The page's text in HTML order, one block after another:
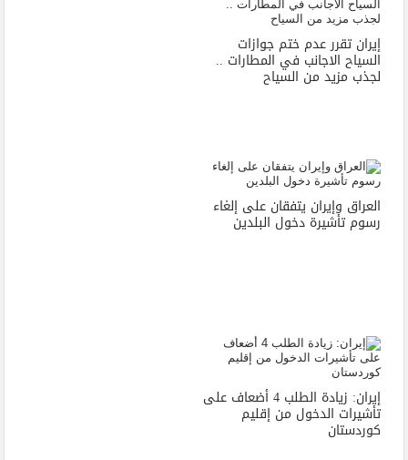
إيران تقرر عدم ختم جوازات
السياح الاجانب في المطارات ..
لجذب مزيد من السياح
العراق وإيران يتفقان على إلغاء
رسوم تأشيرة دخول البلدين
إيران: زيادة الطلب 4 أضعاف على
تأشيرات الدخول من إقليم
كوردستان